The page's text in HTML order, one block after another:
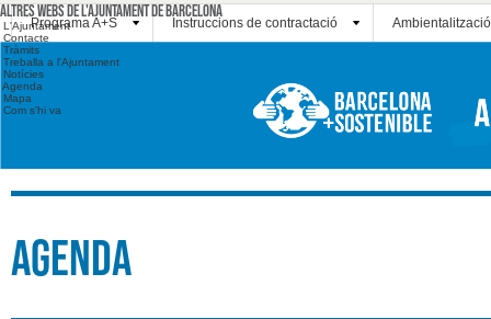
Altres webs de l'Ajuntament de Barcelona
L'Ajuntament
Contacte
Tràmits
Treballa a l'Ajuntament
Notícies
Agenda
Mapa
Com s'hi va
Programa A+S Instruccions de contractació
Agenda